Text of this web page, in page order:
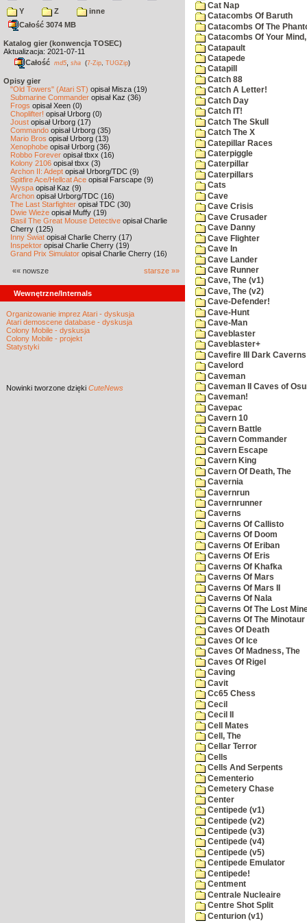
Y
Z
inne
Całość 3074 MB
Katalog gier (konwencja TOSEC)
Aktualizacja: 2021-07-11
Całość md5 sha (7-Zip TUGZip)
Opisy gier
"Old Towers" (Atari ST) opisał Misza (19)
Submarine Commander opisał Kaz (36)
Frogs opisał Xeen (0)
Choplifter! opisał Urborg (0)
Joust opisał Urborg (17)
Commando opisał Urborg (35)
Mario Bros opisał Urborg (13)
Xenophobe opisał Urborg (36)
Robbo Forever opisał tbxx (16)
Kolony 2106 opisał tbxx (3)
Archon II: Adept opisał Urborg/TDC (9)
Spitfire Ace/Hellcat Ace opisał Farscape (9)
Wyspa opisał Kaz (9)
Archon opisał Urborg/TDC (16)
The Last Starfighter opisał TDC (30)
Dwie Wieże opisał Muffy (19)
Basil The Great Mouse Detective opisał Charlie
Cherry (125)
Inny Świat opisał Charlie Cherry (17)
Inspektor opisał Charlie Cherry (19)
Grand Prix Simulator opisał Charlie Cherry (16)
«« nowsze starsze »»
Wewnętrzne/Internals
Organizowanie imprez Atari - dyskusja
Atari demoscene database - dyskusja
Colony Mobile - dyskusja
Colony Mobile - projekt
Statystyki
Nowinki tworzone dzięki CuteNews
Cat Nap
Catacombs Of Baruth
Catacombs Of The
Catacombs Of Your
Catapault
Catapede
Catapill
Catch 88
Catch A Letter!
Catch Day
Catch IT!
Catch The Skull
Catch The X
Catepillar Races
Caterpiggle
Caterpillar
Caterpillars
Cats
Cave
Cave Crisis
Cave Crusader
Cave Danny
Cave Flighter
Cave In
Cave Lander
Cave Runner
Cave, The (v1)
Cave, The (v2)
Cave-Defender!
Cave-Hunt
Cave-Man
Caveblaster
Caveblaster+
Cavefire III Dark Caverns
Cavelord
Caveman
Caveman II Caves of
Caveman!
Cavepac
Cavern 10
Cavern Battle
Cavern Commander
Cavern Escape
Cavern King
Cavern Of Death, The
Cavernia
Cavernrun
Cavernrunner
Caverns
Caverns Of Callisto
Caverns Of Doom
Caverns Of Eriban
Caverns Of Eris
Caverns Of Khafka
Caverns Of Mars
Caverns Of Mars II
Caverns Of Nala
Caverns Of The Lost
Caverns Of The Minotaur
Caves Of Death
Caves Of Ice
Caves Of Madness, The
Caves Of Rigel
Caving
Cavit
Cc65 Chess
Cecil
Cecil II
Cell Mates
Cell, The
Cellar Terror
Cells
Cells And Serpents
Cementerio
Cemetery Chase
Center
Centipede (v1)
Centipede (v2)
Centipede (v3)
Centipede (v4)
Centipede (v5)
Centipede Emulator
Centipede!
Centment
Centrale Nucleaire
Centre Shot Split
Centurion (v1)